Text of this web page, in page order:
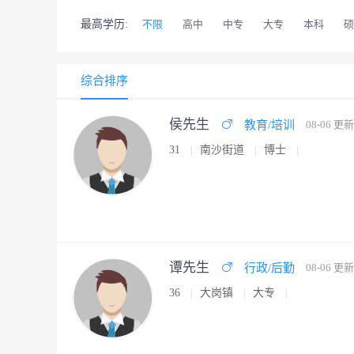
最高学历: 不限 高中 中专 大专 本科
综合排序
侯先生 教育/培训 08-06 更新
31 南沙街道 博士
谭先生 行政/后勤 08-06 更新
36 大岗镇 大专